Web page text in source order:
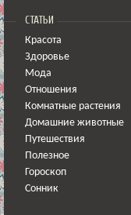
СТАТЬИ
Красота
Здоровье
Мода
Отношения
Комнатные растения
Домашние животные
Путешествия
Полезное
Гороскоп
Сонник